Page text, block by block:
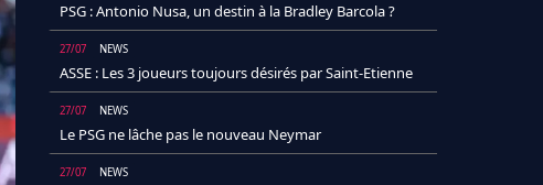
PSG : Antonio Nusa, un destin à la Bradley Barcola ?
27/07 NEWS
ASSE : Les 3 joueurs toujours désirés par Saint-Etienne
27/07 NEWS
Le PSG ne lâche pas le nouveau Neymar
27/07 NEWS